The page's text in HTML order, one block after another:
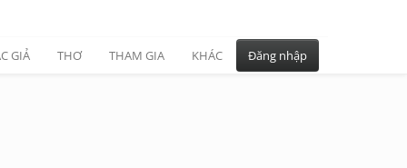
GIẢ THƠ THAM GIA KHÁC Đăng nhập